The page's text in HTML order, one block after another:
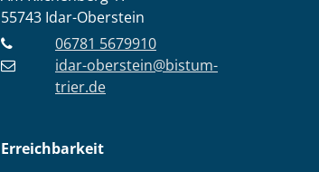
55743 Idar-Oberstein
06781 5679910
idar-oberstein@bistum-
trier.de
Erreichbarkeit